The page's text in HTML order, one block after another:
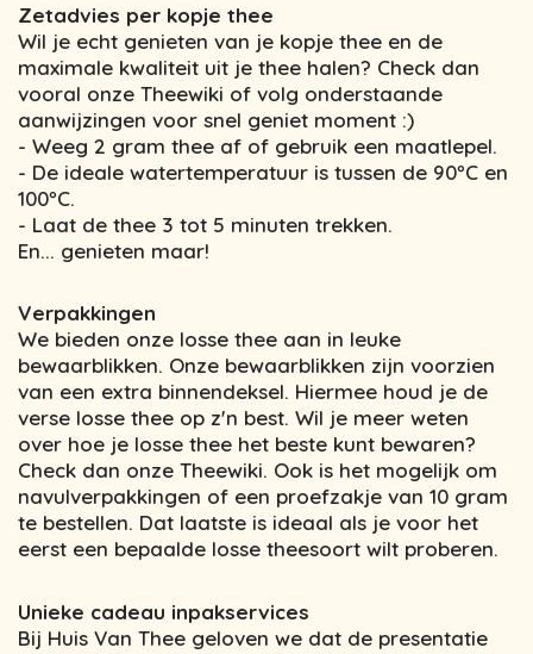
Zetadvies per kopje thee
Wil je echt genieten van je kopje thee en de
maximale kwaliteit uit je thee halen? Check dan
vooral onze Theewiki of volg onderstaande
aanwijzingen voor snel geniet moment :)
- Weeg 2 gram thee af of gebruik een maatlepel.
- De ideale watertemperatuur is tussen de 90ºC en
100ºC.
- Laat de thee 3 tot 5 minuten trekken.
En... genieten maar!
Verpakkingen
We bieden onze losse thee aan in leuke
bewaarblikken. Onze bewaarblikken zijn voorzien
van een extra binnendeksel. Hiermee houd je de
verse losse thee op z'n best. Wil je meer weten
over hoe je losse thee het beste kunt bewaren?
Check dan onze Theewiki. Ook is het mogelijk om
navulverpakkingen of een proefzakje van 10 gram
te bestellen. Dat laatste is ideaal als je voor het
eerst een bepaalde losse theesoort wilt proberen.
Unieke cadeau inpakservices
Bij Huis Van Thee geloven we dat de presentatie